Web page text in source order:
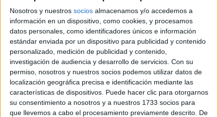
Nosotros y nuestros socios almacenamos y/o accedemos a
información en un dispositivo, como cookies, y procesamos
datos personales, como identificadores únicos e información
estándar enviada por un dispositivo para publicidad y contenido
personalizado, medición de publicidad y contenido,
investigación de audiencia y desarrollo de servicios. Con su
permiso, nosotros y nuestros socios podemos utilizar datos de
localización geográfica precisa e identificación mediante las
características de dispositivos. Puede hacer clic para otorgarnos
su consentimiento a nosotros y a nuestros 1733 socios para
que llevemos a cabo el procesamiento previamente descrito. De
Universidad EUNEIZ
Universidad
Universidad Loyola
Universidad
Universidad